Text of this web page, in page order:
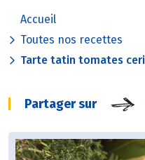
Accueil
Toutes nos recettes
Tarte tatin tomates
Partager sur